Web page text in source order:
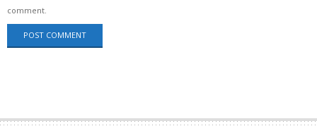
comment.